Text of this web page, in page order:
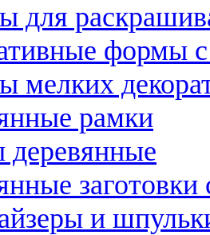
для
формы с
мелких
рамки
заготовки
и